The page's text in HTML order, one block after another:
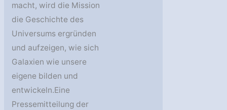
macht, wird die Mission
die Geschichte des
Universums ergründen
und aufzeigen, wie sich
Galaxien wie unsere
eigene bilden und
entwickeln.Eine
Pressemitteilung der